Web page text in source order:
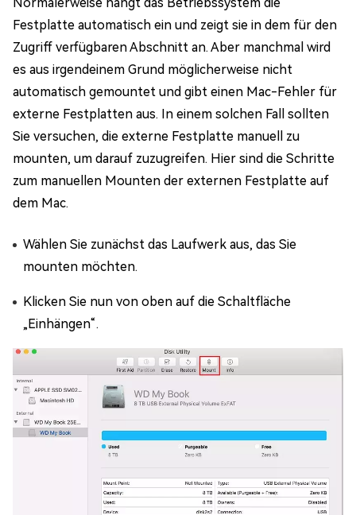
Festplatte automatisch ein und zeigt sie in dem für den
Zugriff verfügbaren Abschnitt an. Aber manchmal wird
es aus irgendeinem Grund möglicherweise nicht
automatisch gemountet und gibt einen Mac-Fehler für
externe Festplatten aus. In einem solchen Fall sollten
Sie versuchen, die externe Festplatte manuell zu
mounten, um darauf zuzugreifen. Hier sind die Schritte
zum manuellen Mounten der externen Festplatte auf
dem Mac.
Wählen Sie zunächst das Laufwerk aus, das Sie
mounten möchten.
Klicken Sie nun von oben auf die Schaltfläche
„Einhängen“.